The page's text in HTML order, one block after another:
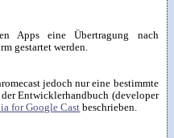
Apps eine Übertragung nach
gestartet werden.
jedoch nur eine bestimmte
Entwicklerhandbuch (developer
for Google Cast beschrieben.